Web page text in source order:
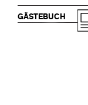
GÄSTEBUCH